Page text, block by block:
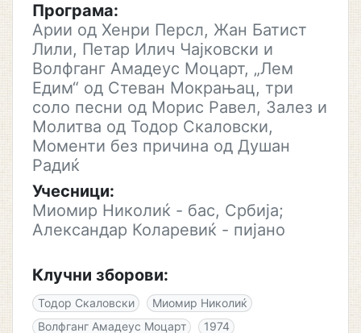
Програма:
Арии од Хенри Персл, Жан Батист
Лили, Петар Илич Чајковски и
Волфганг Амадеус Моцарт, „Лем
Едим“ од Стеван Мокрањац, три
соло песни од Морис Равел, Залез и
Молитва од Тодор Скаловски,
Моменти без причина од Душан
Радиќ
Учесници:
Миомир Николиќ - бас, Србија;
Александар Коларевиќ - пијано
Клучни зборови:
Тодор Скаловски
Миомир Николиќ
Волфганг Амадеус Моцарт
1974